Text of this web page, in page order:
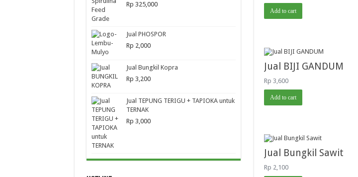
Add to cart
Jual BIJI GANDUM
Rp 3,600
Add to cart
Jual Bungkil Sawit
Rp 2,100
Rp 325,000
Jual PHOSPOR
Rp 2,000
Jual Bungkil Kopra
Rp 3,200
Jual TEPUNG TERIGU + TAPIOKA untuk
TERNAK
Rp 3,000